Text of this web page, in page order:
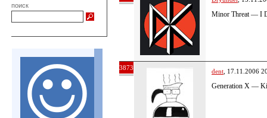
поиск
Minor Threat — I
3873 dent , 17.11.2006
Generation X —